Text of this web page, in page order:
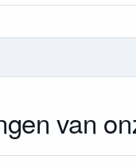
van